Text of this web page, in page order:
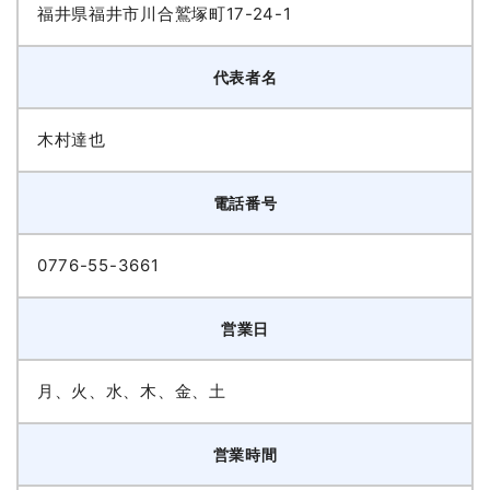
福井県福井市川合鷲塚町17-24-1
代表者名
木村達也
電話番号
0776-55-3661
営業日
月、火、水、木、金、土
営業時間